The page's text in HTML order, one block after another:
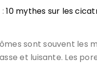
:10 mythes sur les
sont souvent les
et luisante. Les